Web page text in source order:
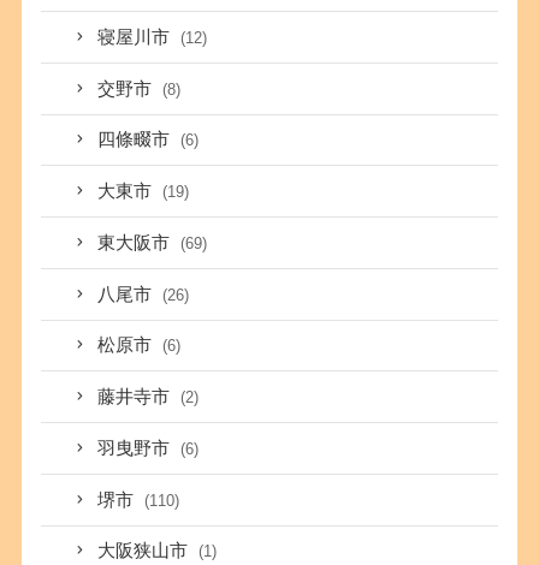
寝屋川市 (12)
交野市 (8)
四條畷市 (6)
大東市 (19)
東大阪市 (69)
八尾市 (26)
松原市 (6)
藤井寺市 (2)
羽曳野市 (6)
堺市 (110)
大阪狭山市 (1)